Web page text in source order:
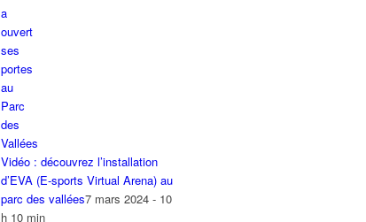
Vidéo : découvrez l’installation
d’EVA (E-sports Virtual Arena) au
parc des vallées7 mars 2024 - 10
h 10 min